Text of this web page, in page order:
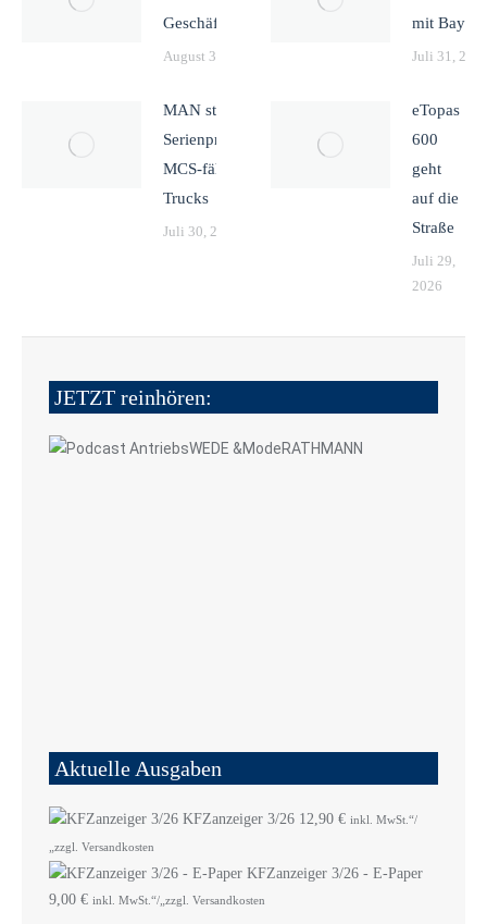
Geschäftsführung
August 3, 2026
mit
Juli 31,
MAN startet
Serienproduktion
MCS-fähiger E-
Trucks
Juli 30, 2026
eTopas
600
geht
auf die
Straße
Juli 29,
2026
JETZT reinhören:
Aktuelle Ausgaben
KFZanzeiger 3/26 12,90 € inkl. MwSt.“/
„zzgl. Versandkosten
KFZanzeiger 3/26 - E-Paper
9,00 € inkl. MwSt.“/„zzgl. Versandkosten